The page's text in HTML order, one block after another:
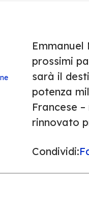
prossimi
sarà il
potenza
Francese
rinnovato
Condividi: